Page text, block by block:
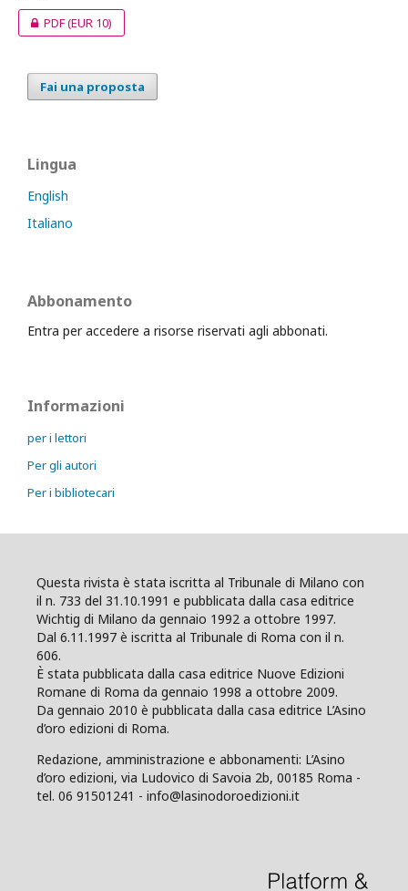
PDF(EUR 10)
Fai una proposta
Lingua
English
Italiano
Abbonamento
Entra per accedere a risorse riservati agli abbonati.
Informazioni
per i lettori
Per gli autori
Per i bibliotecari
Questa rivista è stata iscritta al Tribunale di Milano con
il n. 733 del 31.10.1991 e pubblicata dalla casa editrice
Wichtig di Milano da gennaio 1992 a ottobre 1997.
Dal 6.11.1997 è iscritta al Tribunale di Roma con il n.
606.
È stata pubblicata dalla casa editrice Nuove Edizioni
Romane di Roma da gennaio 1998 a ottobre 2009.
Da gennaio 2010 è pubblicata dalla casa editrice L’Asino
d’oro edizioni di Roma.
Redazione, amministrazione e abbonamenti: L’Asino
d’oro edizioni, via Ludovico di Savoia 2b, 00185 Roma -
tel. 06 91501241 - info@lasinodoroedizioni.it